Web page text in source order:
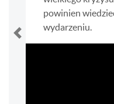
powinien
wydarzeniu.